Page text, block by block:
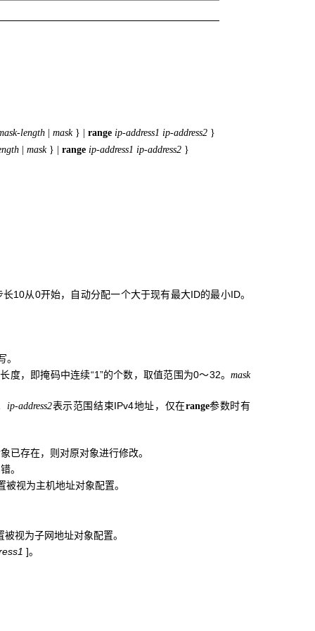
length mask } range ip-address1 ip-address2 }
| mask } | range ip-address1 ip-address2 }
10从0开始，自动分配一个大于现有最大ID的最小ID。
度，即掩码中连续“1”的个数，取值范围为0～32。mask
ip-address2表示范围结束IPv4地址，仅在range参数时有
已存在，则对原对象进行修改。
。
视为主机地址对象配置。
视为子网地址对象配置。
]。